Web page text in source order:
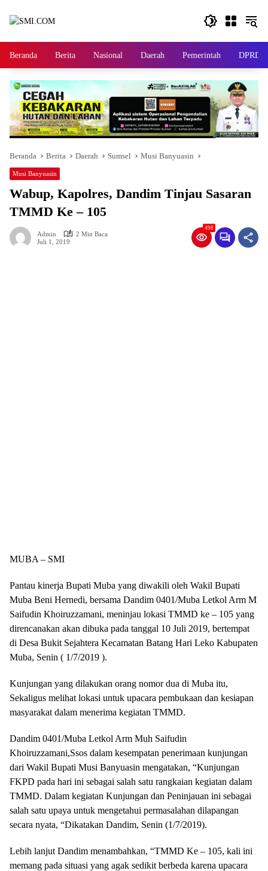
Beranda Berita Nasional Daerah Pemerintah DPRD
Beranda Berita Daerah Sumsel Musi Banyuasin
Musi Banyuasin
Wabup, Kapolres, Dandim Tinjau Sasaran
TMMD Ke – 105
Admin
2 Min Baca
Juli 1, 2019
498
MUBA – SMI
Pantau kinerja Bupati Muba yang diwakili oleh Wakil Bupati
Muba Beni Hernedi, bersama Dandim 0401/Muba Letkol Arm M
Saifudin Khoiruzzamani, meninjau lokasi TMMD ke – 105 yang
direncanakan akan dibuka pada tanggal 10 Juli 2019, bertempat
di Desa Bukit Sejahtera Kecamatan Batang Hari Leko Kabupaten
Muba, Senin ( 1/7/2019 ).
Kunjungan yang dilakukan orang nomor dua di Muba itu,
Sekaligus melihat lokasi untuk upacara pembukaan dan kesiapan
masyarakat dalam menerima kegiatan TMMD.
Dandim 0401/Muba Letkol Arm Muh Saifudin
Khoiruzzamani,Ssos dalam kesempatan penerimaan kunjungan
dari Wakil Bupati Musi Banyuasin mengatakan, “Kunjungan
FKPD pada hari ini sebagai salah satu rangkaian kegiatan dalam
TMMD. Dalam kegiatan Kunjungan dan Peninjauan ini sebagai
salah satu upaya untuk mengetahui permasalahan dilapangan
secara nyata, “Dikatakan Dandim, Senin (1/7/2019).
Lebih lanjut Dandim menambahkan, “TMMD Ke – 105, kali ini
memang pada situasi yang agak sedikit berbeda karena upacara